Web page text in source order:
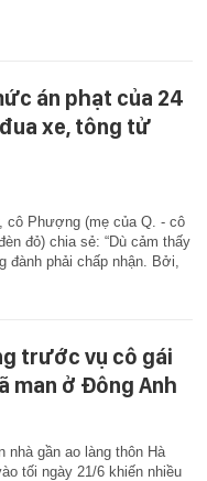
án phạt của 24
xe, tông tử
cô Phượng (mẹ của Q. - cô
đỏ) chia sẻ: “Dù cảm thấy
đành phải chấp nhận. Bởi,
trước vụ cô gái
man ở Đông Anh
gần ao làng thôn Hà
tối ngày 21/6 khiến nhiều